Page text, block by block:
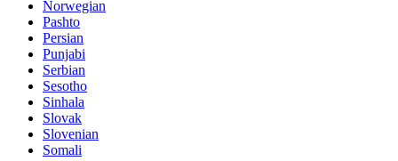
Norwegian
Pashto
Persian
Punjabi
Serbian
Sesotho
Sinhala
Slovak
Slovenian
Somali